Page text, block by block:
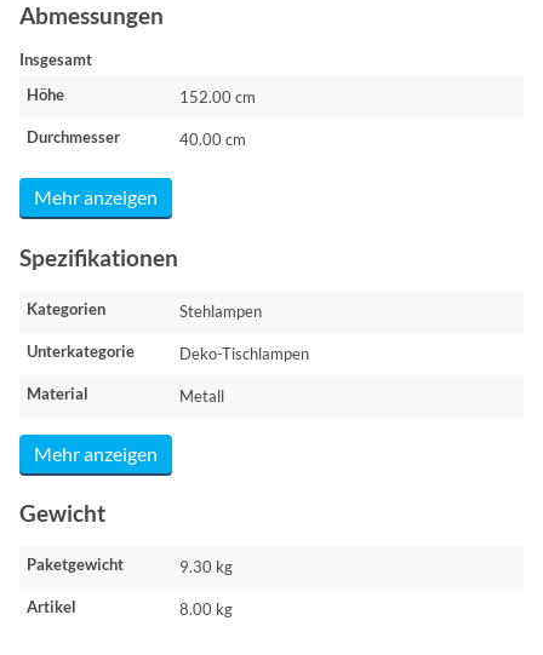
Abmessungen
Insgesamt
Höhe
152.00 cm
Durchmesser 40.00 cm
Mehr anzeigen
Spezifikationen
Kategorien Stehlampen
Unterkategorie Deko-Tischlampen
Material Metall
Mehr anzeigen
Gewicht
Paketgewicht 9.30 kg
Artikel 8.00 kg